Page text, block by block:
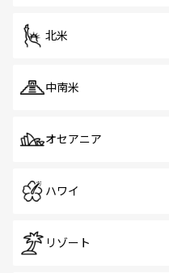
北米
中南米
オセアニア
ハワイ
リゾート